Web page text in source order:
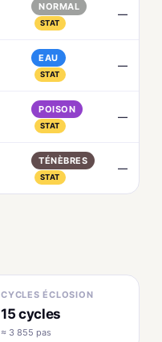
NORMAL
STAT
—
EAU
STAT
—
POISON
STAT
—
TÉNÈBRES
STAT
—
CYCLES ÉCLOSION
15 cycles
≈ 3 855 pas